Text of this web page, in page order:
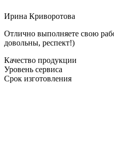
Ирина Криворотова
Отлично выполняете свою
довольны, респект!)
Качество продукции
Уровень сервиса
Срок изготовления